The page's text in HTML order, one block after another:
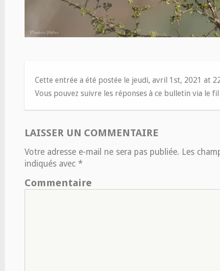
Cette entrée a été postée le jeudi, avril 1st, 2021 at
Vous pouvez suivre les réponses à ce bulletin via le
LAISSER UN COMMENTAIRE
Votre adresse e-mail ne sera pas publiée. Les
indiqués avec *
Commentaire